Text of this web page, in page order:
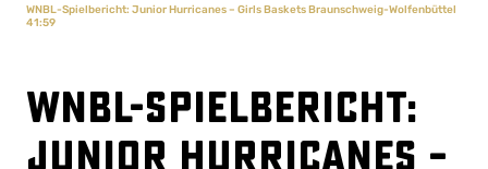
WNBL-Spielbericht: Junior Hurricanes – Girls Baskets Braunschweig-Wolfenbüttel
41:59
WNBL-Spielbericht:
Junior Hurricanes –